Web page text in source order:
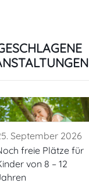
September 2026
freie Plätze für
von 8 – 12